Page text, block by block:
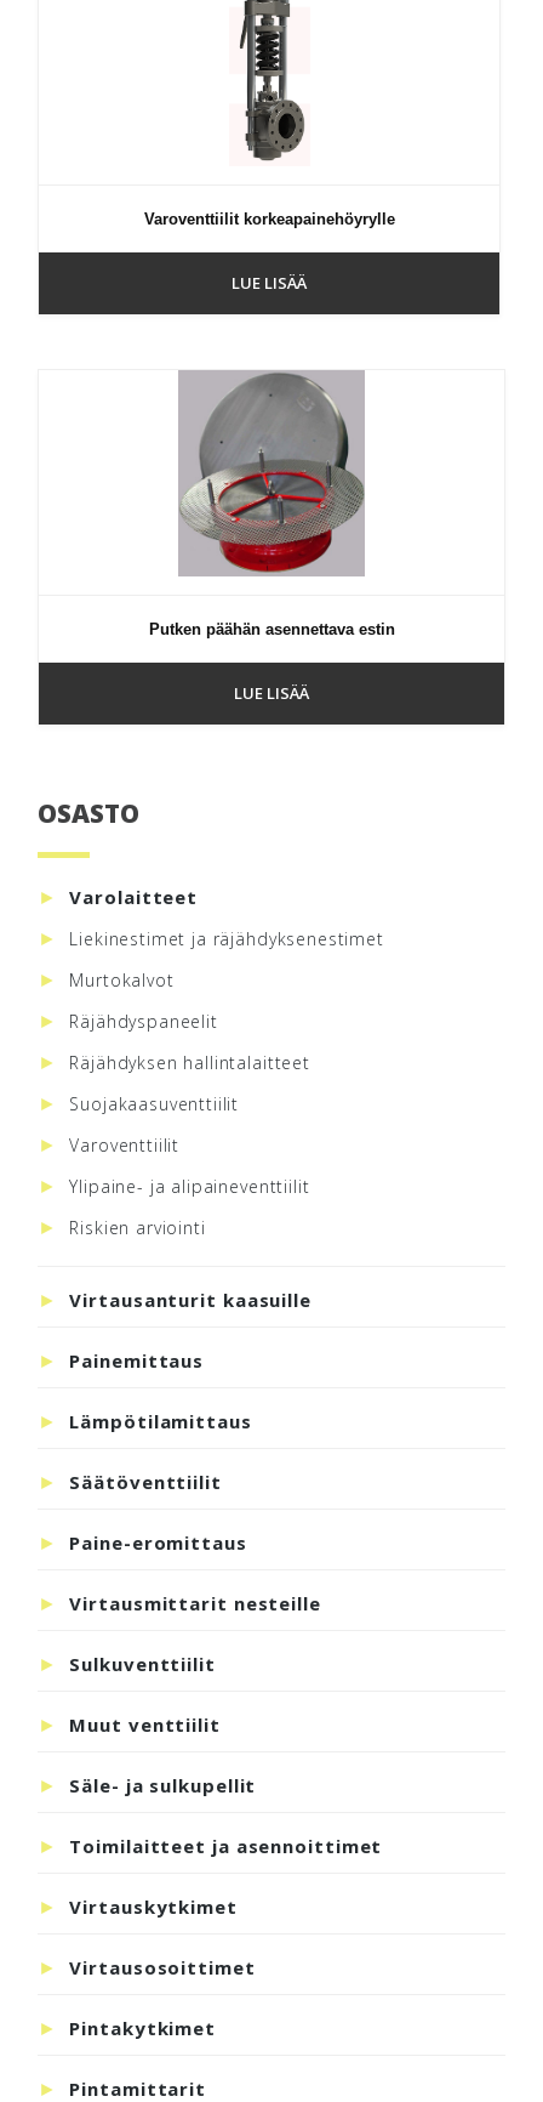
Varoventtiilit korkeapainehöyrylle
LUE LISÄÄ
Putken päähän asennettava estin
LUE LISÄÄ
Ensisijainen
sivupalkki
OSASTO
Varolaitteet
Liekinestimet ja räjähdyksenestimet
Murtokalvot
Räjähdyspaneelit
Räjähdyksen hallintalaitteet
Suojakaasuventtiilit
Varoventtiilit
Ylipaine- ja alipaineventtiilit
Riskien arviointi
Virtausanturit kaasuille
Painemittaus
Lämpötilamittaus
Säätöventtiilit
Paine-eromittaus
Virtausmittarit nesteille
Sulkuventtiilit
Muut venttiilit
Säle- ja sulkupellit
Toimilaitteet ja asennoittimet
Virtauskytkimet
Virtausosoittimet
Pintakytkimet
Pintamittarit